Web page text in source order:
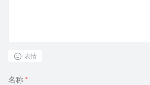
表情
名称 *